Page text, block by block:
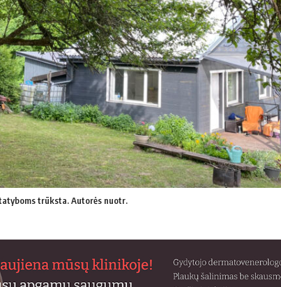
trūksta. Autorės nuotr.